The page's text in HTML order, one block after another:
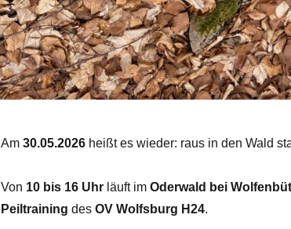
Am 30.05.2026heißt es wieder: raus in den Wald
Von 10 bis 16 Uhrläuft im Oderwald bei
Peiltraining des OV Wolfsburg H24.